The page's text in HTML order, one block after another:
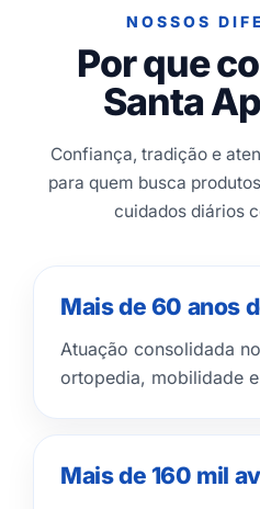
NOSSOS
Por que
Santa
Confiança, tradição e
para quem busca
cuidados diários
Mais de 60 anos
Atuação consolidada
ortopedia, mobilidade
Mais de 160 mil